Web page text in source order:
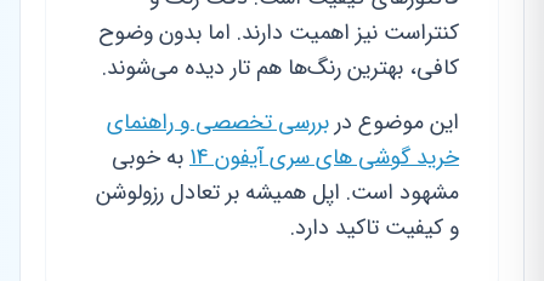
کنتراست نیز اهمیت دارند. اما بدون وضوح
کافی، بهترین رنگ‌ها هم تار دیده می‌شوند.
این موضوع در بررسی تخصصی و راهنمای
خرید گوشی های سری آیفون 14
به خوبی
مشهود است. اپل همیشه بر تعادل رزولوشن
و کیفیت تاکید دارد.